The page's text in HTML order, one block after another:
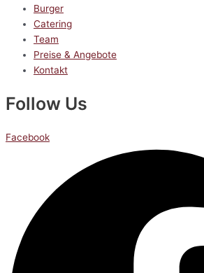
Burger
Catering
Team
Preise & Angebote
Kontakt
Follow Us
Facebook